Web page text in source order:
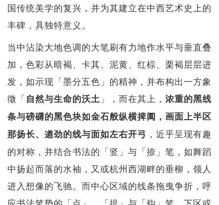
国传统美学的复兴，并为其建立在中西艺术史上的
丰碑，具独特意义。
当中沾染大地色调的大笔刷有力地作水平与垂直叠
加，色彩从暗褐、卡其、泥黄、红棕、栗褐层层进
发，如示现「墨分五色」的精神，并布构出一方象
徵「自然与生命的沃土 」，而在其上， 浓重的黑线
条与磅礴的黑色块如金石般纵横捭阖，画面上半区
那扬长、遒劲的线与面如左右开弓 ，近乎呈现有趣
的对称，并结合书法的「竖」与「捺」笔，如舞蹈
中扬起而落的水袖，又或杭州西湖畔的垂柳，领人
进入想像的飞驰。而中心区域的线条拖曳争折，呼
应书法笔势的「点」、「提」与「鈎」笔，下区或